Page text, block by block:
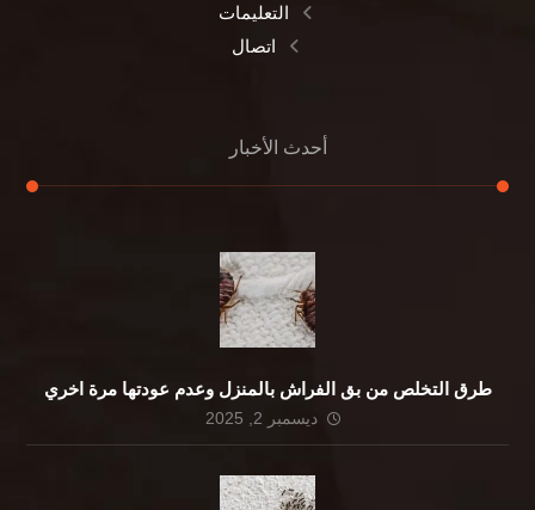
التعليمات
اتصال
أحدث الأخبار
طرق التخلص من بق الفراش بالمنزل وعدم عودتها مرة اخري
ديسمبر 2, 2025